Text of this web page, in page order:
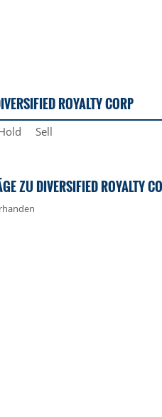
ROYALTY CORP
Sell
ZU DIVERSIFIED ROYALTY